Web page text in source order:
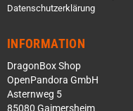
Datenschutzerklärung
INFORMATION
DragonBox Shop
OpenPandora GmbH
Asternweg 5
85080 Gaimersheim